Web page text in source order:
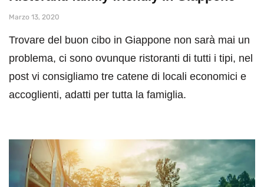
Marzo 13, 2020
Trovare del buon cibo in Giappone non sarà mai un
problema, ci sono ovunque ristoranti di tutti i tipi, nel
post vi consigliamo tre catene di locali economici e
accoglienti, adatti per tutta la famiglia.